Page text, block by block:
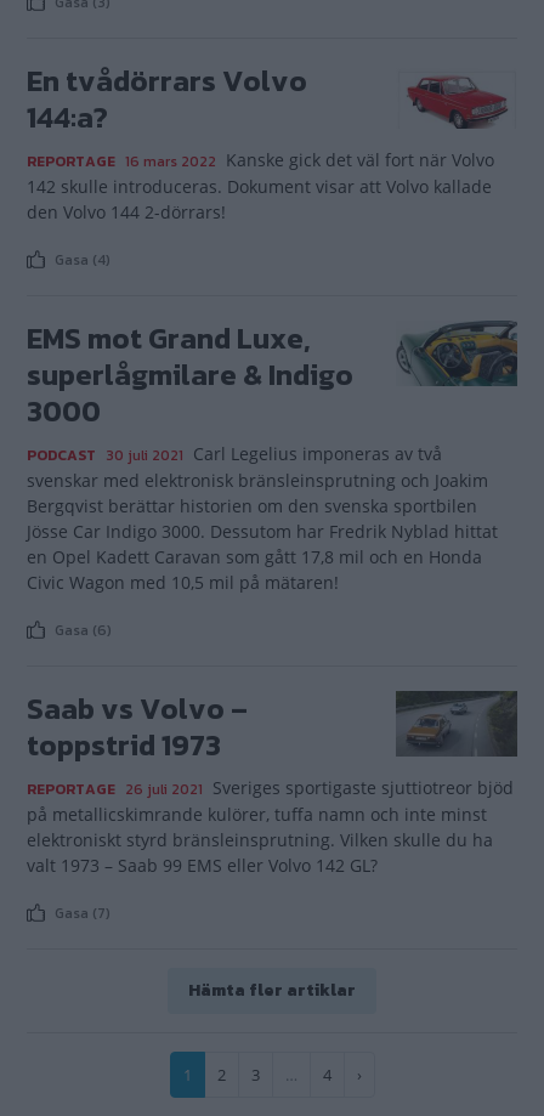
En tvådörrars Volvo
144:a?
REPORTAGE 16 mars 2022 Kanske gick det väl fort när Volvo
142 skulle introduceras. Dokument visar att Volvo kallade
den Volvo 144 2-dörrars!
Gasa (4)
EMS mot Grand Luxe,
superlågmilare & Indigo
3000
PODCAST 30 juli 2021 Carl Legelius imponeras av två
svenskar med elektronisk bränsleinsprutning och Joakim
Bergqvist berättar historien om den svenska sportbilen
Jösse Car Indigo 3000. Dessutom har Fredrik Nyblad hittat
en Opel Kadett Caravan som gått 17,8 mil och en Honda
Civic Wagon med 10,5 mil på mätaren!
Gasa (6)
Saab vs Volvo –
toppstrid 1973
REPORTAGE 26 juli 2021 Sveriges sportigaste sjuttiotreor bjöd
på metallicskimrande kulörer, tuffa namn och inte minst
elektroniskt styrd bränsleinsprutning. Vilken skulle du ha
valt 1973 – Saab 99 EMS eller Volvo 142 GL?
Gasa (7)
Hämta fler artiklar
Paginering
Nuvarande
1 Sida
2 Sida
3 … Sida
4
Nästa
›